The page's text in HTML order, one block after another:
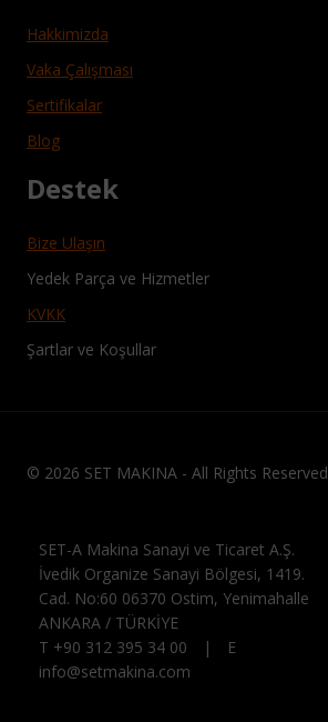
Hakkimizda
Vaka Çalışması
Sertifikalar
Blog
Destek
Bize Ulaşın
Yedek Parça ve Hizmetler
KVKK
Şartlar ve Koşullar
© 2026 SET MAKINA - All Rights Reserved
SET-A Makina Sanayi ve Ticaret A.Ş.
İvedik Organize Sanayi Bölgesi, 1419.
Cad. No:60 06370 Ostim, Yenimahalle
ANKARA / TÜRKİYE
T +90 312 395 34 00 | E
info@setmakina.com